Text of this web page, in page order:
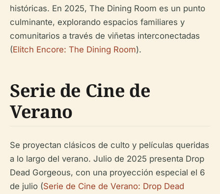
históricas. En 2025, The Dining Room es un punto
culminante, explorando espacios familiares y
comunitarios a través de viñetas interconectadas
(Elitch Encore: The Dining Room).
Serie de Cine de
Verano
Se proyectan clásicos de culto y películas queridas
a lo largo del verano. Julio de 2025 presenta Drop
Dead Gorgeous, con una proyección especial el 6
de julio (Serie de Cine de Verano: Drop Dead